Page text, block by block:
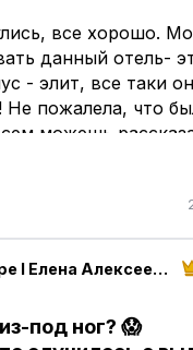
все хорошо.
данный отель-
- элит, все таки
пожалела, что
можешь
всякой ! Алкоголя-
Все разговаривают
!
после 14 часов
наоборот с утра
наверно
почти все по 150
Отдых на море I Елена Алексеева I МирАмор
под ног? 😱